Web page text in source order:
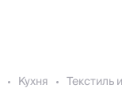
Кухня Текстиль